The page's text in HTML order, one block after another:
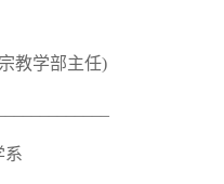
教学部主任)
系